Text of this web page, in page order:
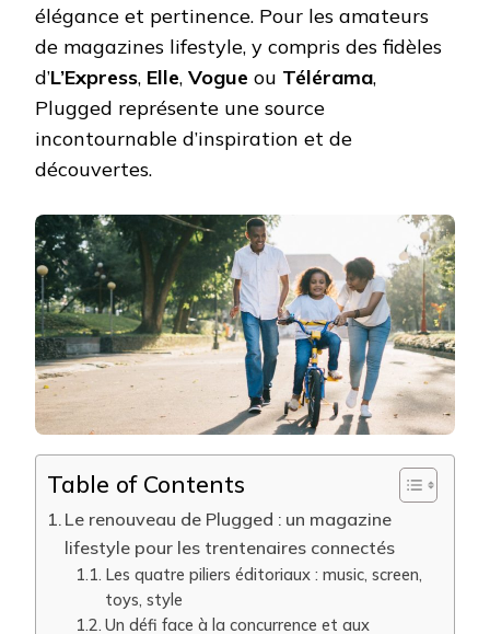
élégance et pertinence. Pour les amateurs
de magazines lifestyle, y compris des fidèles
d’L’Express, Elle, Vogue ou Télérama,
Plugged représente une source
incontournable d’inspiration et de
découvertes.
Table of Contents
Le renouveau de Plugged : un magazine
lifestyle pour les trentenaires connectés
Les quatre piliers éditoriaux : music, screen,
toys, style
Un défi face à la concurrence et aux